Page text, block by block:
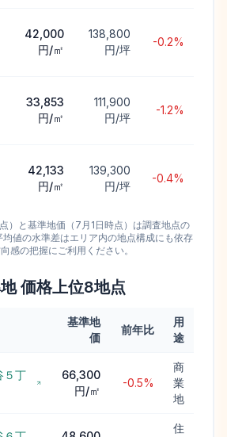
42,000
円/㎡
138,800
円/坪
-0.2%
33,853
円/㎡
111,900
円/坪
-1.2%
42,133
円/㎡
139,300
円/坪
-0.4%
）と基準地価（7月1日時点）は調査地点の
値の水準差はエリア内の地点構成にも依存
感の把握にご利用ください。
価格上位8地点
基準地
価
前年比
用
途
５丁
66,300
円/㎡
-0.5%
商
業
地
住